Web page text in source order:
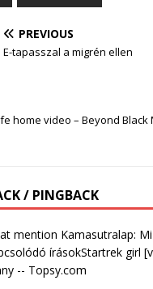
PREVIOUS
E-tapasszal a migrén ellen
home video – Beyond Black
/ PINGBACK
mention Kamasutralap:
írásokStartrek girl
-- Topsy.com